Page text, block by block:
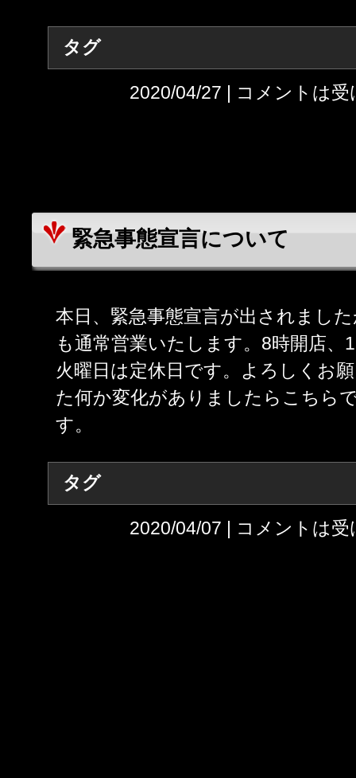
タグ
2020/04/27 | コメントは
緊急事態宣言について
本日、緊急事態宣言が出されまし
も通常営業いたします。8時開店、
火曜日は定休日です。よろしくお
た何か変化がありましたらこちら
す。
タグ
2020/04/07 | コメントは